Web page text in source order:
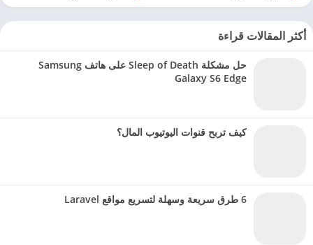
أكثر المقالات قراءة
حل مشكلة Sleep of Death على هاتف Samsung
Galaxy S6 Edge
كيف تربح قنوات اليوتيوب المال؟
6 طرق سريعة وسهلة لتسريع مواقع Laravel